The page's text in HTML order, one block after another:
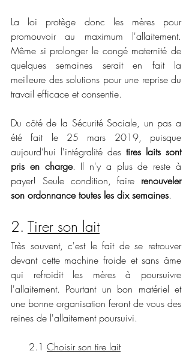
La loi protège donc les mères pour
promouvoir au maximum l'allaitement.
Même si prolonger le congé maternité de
quelques semaines serait en fait la
meilleure des solutions pour une reprise du
travail efficace et consentie.
Du côté de la Sécurité Sociale, un pas a
été fait le 25 mars 2019, puisque
aujourd’hui l'intégralité des tires laits sont
pris en charge. Il n'y a plus de reste à
payer! Seule condition, faire renouveler
son ordonnance toutes les dix semaines.
2. Tirer son lait
Très souvent, c'est le fait de se retrouver
devant cette machine froide et sans âme
qui refroidit les mères à poursuivre
l'allaitement. Pourtant un bon matériel et
une bonne organisation feront de vous des
reines de l'allaitement poursuivi.
      2.1
Choisir son tire lait